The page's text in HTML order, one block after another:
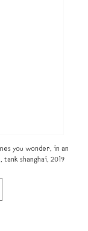
you wonder, in an
shanghai, 2019